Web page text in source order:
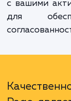
Кроме
отличным
быть
бренда. Она
с вашими